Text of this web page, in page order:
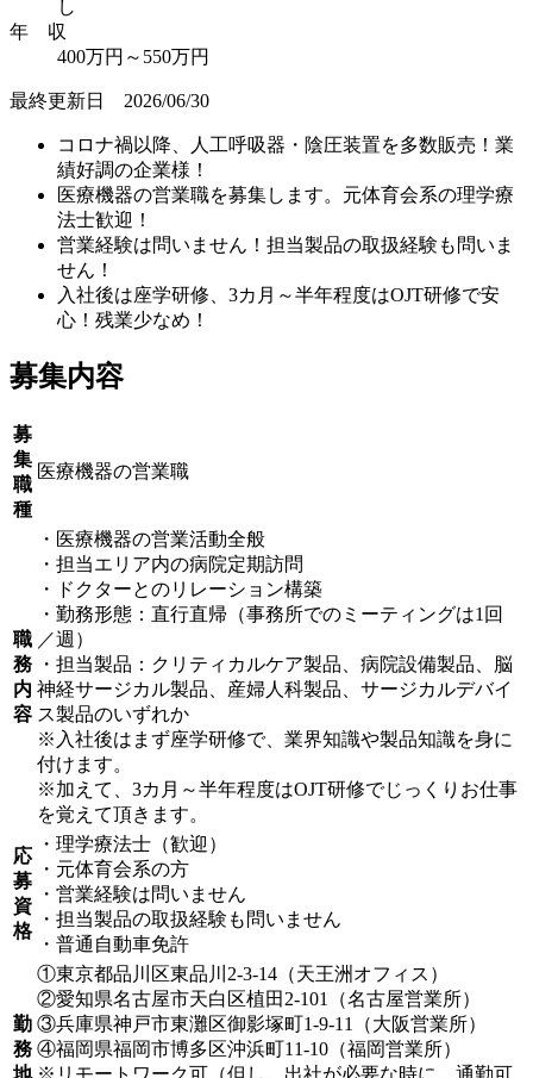
し
年 収
400万円～550万円
最終更新日 2026/06/30
コロナ禍以降、人工呼吸器・陰圧装置を多数販売！業
績好調の企業様！
医療機器の営業職を募集します。元体育会系の理学療
法士歓迎！
営業経験は問いません！担当製品の取扱経験も問いま
せん！
入社後は座学研修、3カ月～半年程度はOJT研修で安
心！残業少なめ！
募集内容
募
集
職
種
医療機器の営業職
職
務
内
容
・医療機器の営業活動全般
・担当エリア内の病院定期訪問
・ドクターとのリレーション構築
・勤務形態：直行直帰（事務所でのミーティングは1回
／週）
・担当製品：クリティカルケア製品、病院設備製品、脳
神経サージカル製品、産婦人科製品、サージカルデバイ
ス製品のいずれか
※入社後はまず座学研修で、業界知識や製品知識を身に
付けます。
※加えて、3カ月～半年程度はOJT研修でじっくりお仕事
を覚えて頂きます。
応
募
資
格
・理学療法士（歓迎）
・元体育会系の方
・営業経験は問いません
・担当製品の取扱経験も問いません
・普通自動車免許
勤
務
地
①東京都品川区東品川2-3-14（天王洲オフィス）
②愛知県名古屋市天白区植田2-101（名古屋営業所）
③兵庫県神戸市東灘区御影塚町1-9-11（大阪営業所）
④福岡県福岡市博多区沖浜町11-10（福岡営業所）
※リモートワーク可（但し、出社が必要な時に、通勤可